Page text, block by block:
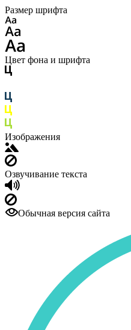
Размер шрифта
Цвет фона и шрифта
Изображения
Озвучивание текста
Обычная версия сайта